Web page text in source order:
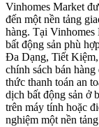
Vinhomes Market
đến một nền tảng
hàng. Tại Vinhomes
bất động sản phù
Đa Dạng, Tiết
chính sách bán
thức thanh toán an
dịch bất động sản ở
trên máy tính hoặc
nghiệm một nền